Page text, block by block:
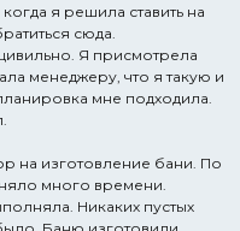
я решила ставить на
сюда.
Я присмотрела
менеджеру, что я такую и
мне подходила.
на изготовление бани. По
много времени.
Никаких пустых